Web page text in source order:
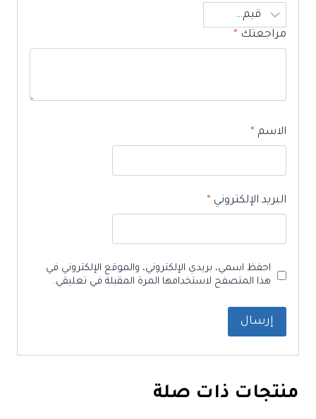
مراجعتك *
الاسم *
البريد الإلكتروني *
احفظ اسمي، بريدي الإلكتروني، والموقع الإلكتروني في
هذا المتصفح لاستخدامها المرة المقبلة في تعليقي.
منتجات ذات صلة